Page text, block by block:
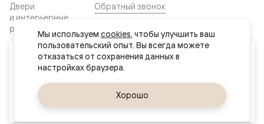
Ваш город
Двери
и интерьерные
решения
Обратный звонок
Сайт не является публичной офертой
Правовая информация
Дизайн сайта совместно с агентством
Супрематика
Мы используем cookies, чтобы улучшить ваш
пользовательский опыт. Вы всегда можете
отказаться от сохранения данных в
Хорошо